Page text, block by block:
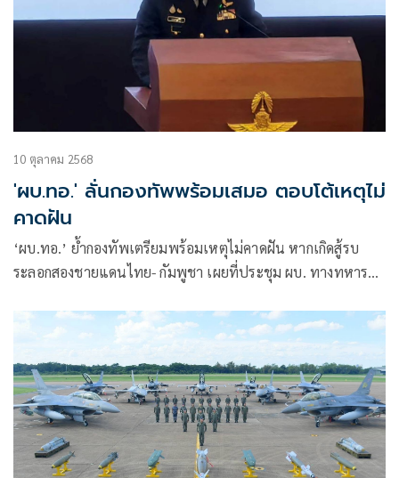
10 ตุลาคม 2568
'ผบ.ทอ.' ลั่นกองทัพพร้อมเสมอ ตอบโต้เหตุไม่
คาดฝัน
‘ผบ.ทอ.’ ย้ำกองทัพเตรียมพร้อมเหตุไม่คาดฝัน หากเกิดสู้รบ
ระลอกสองชายแดนไทย- กัมพูชา เผยที่ประชุม ผบ. ทางทหาร
สถานการณ์